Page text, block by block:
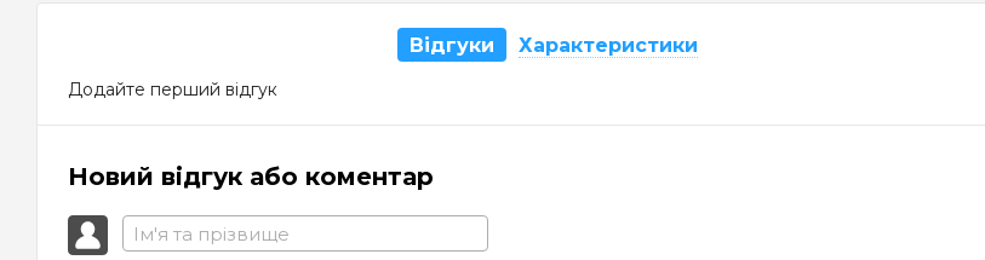
Відгуки Характеристики
Додайте перший відгук
Новий відгук або коментар